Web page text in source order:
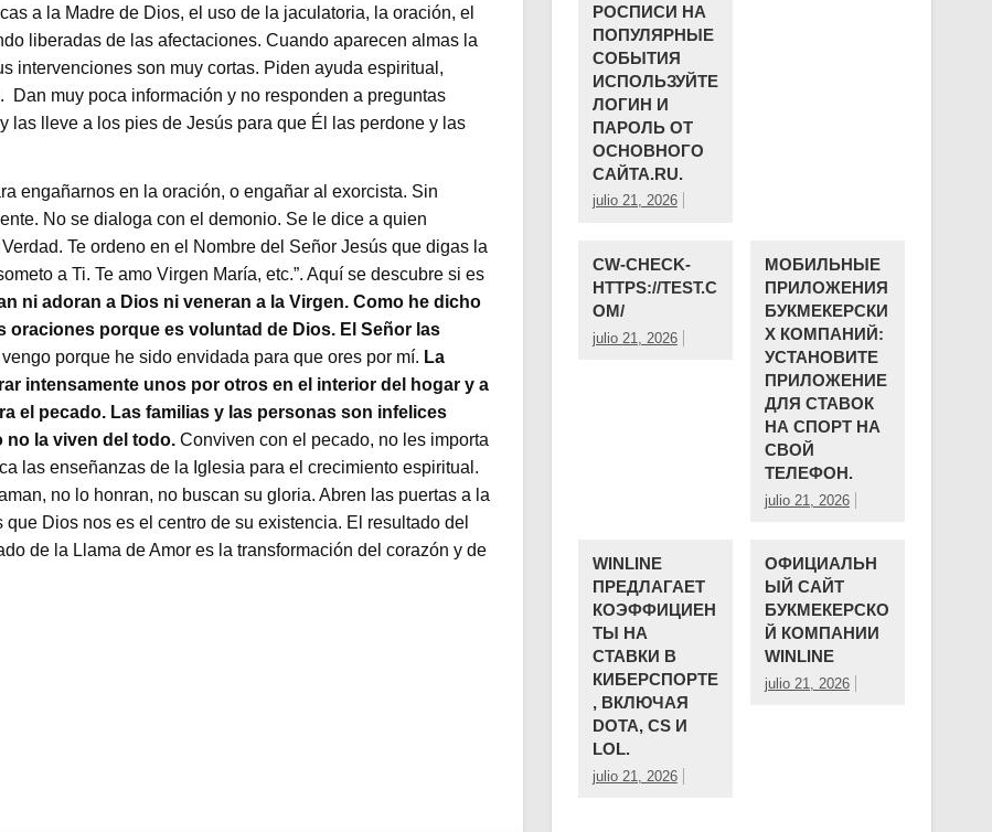
a la Madre de Dios, el uso de la jaculatoria, la oración, el
liberadas de las afectaciones. Cuando aparecen almas la
intervenciones son muy cortas. Piden ayuda espiritual,
muy poca información y no responden a preguntas
las lleve a los pies de Jesús para que Él las perdone y las
engañarnos en la oración, o engañar al exorcista. Sin
No se dialoga con el demonio. Se le dice a quien
Te ordeno en el Nombre del Señor Jesús que digas la
a Ti. Te amo Virgen María, etc.”. Aquí se descubre si es
ni adoran a Dios ni veneran a la Virgen. Como he dicho
porque es voluntad de Dios. El Señor las
porque he sido envidada para que ores por mí. La
intensamente unos por otros en el interior del hogar y a
el pecado. Las familias y las personas son infelices
no la viven del todo. Conviven con el pecado, no les importa
las enseñanzas de la Iglesia para el crecimiento espiritual.
no lo honran, no buscan su gloria. Abren las puertas a la
Dios nos es el centro de su existencia. El resultado del
de la Llama de Amor es la transformación del corazón y de
РОСПИСИ НА
ПОПУЛЯРНЫЕ
СОБЫТИЯ
ИСПОЛЬЗУЙТЕ
ЛОГИН И
ПАРОЛЬ ОТ
ОСНОВНОГО
САЙТА.RU.
julio 21, 2026
CW-CHECK-
HTTPS://TEST.C
OM/
julio 21, 2026
МОБИЛЬНЫЕ
ПРИЛОЖЕНИЯ
БУКМЕКЕРСКИ
Х КОМПАНИЙ:
УСТАНОВИТЕ
ПРИЛОЖЕНИЕ
ДЛЯ СТАВОК
НА СПОРТ НА
СВОЙ
ТЕЛЕФОН.
julio 21, 2026
WINLINE
ПРЕДЛАГАЕТ
КОЭФФИЦИЕН
ТЫ НА
СТАВКИ В
КИБЕРСПОРТЕ
, ВКЛЮЧАЯ
DOTA, CS И
LOL.
julio 21, 2026
ОФИЦИАЛЬН
ЫЙ САЙТ
БУКМЕКЕРСКО
Й КОМПАНИИ ️
WINLINE
julio 21, 2026